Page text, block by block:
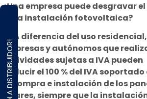
¡HOLA DISTRIBUIDOR!
¿Una empresa puede desgravar el
de la instalación fotovoltaica?
Sí. A diferencia del uso
empresas y autónomos que
actividades sujetas a IVA pueden
deducir el 100 % del IVA soportado
la compra e instalación de los
solares, siempre que la